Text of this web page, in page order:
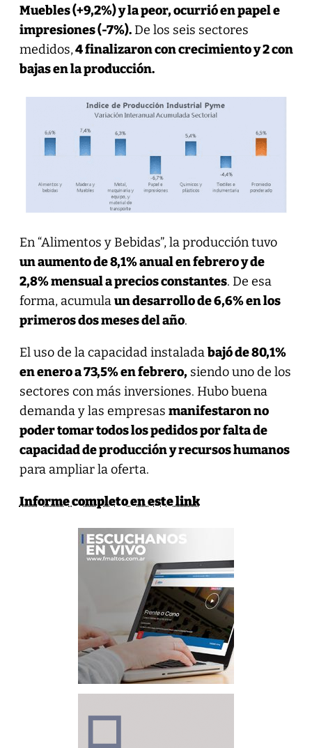
Muebles (+9,2%) y la peor, ocurrió en papel e
impresiones (-7%).De los seis sectores
medidos,4 finalizaron con crecimiento y 2 con
bajas en la producción.
En “Alimentos y Bebidas”, la producción tuvo
un aumento de 8,1% anual en febrero y de
2,8% mensual a precios constantes. De esa
forma, acumulaun desarrollo de 6,6% en los
primeros dos meses del año.
El uso de la capacidad instaladabajó de 80,1%
en enero a 73,5% en febrero,siendo uno de los
sectores con más inversiones. Hubo buena
demanda y las empresas manifestaron no
poder tomar todos los pedidos por falta de
capacidad de producción y recursos humanos
para ampliar la oferta.
Informe completo en este link